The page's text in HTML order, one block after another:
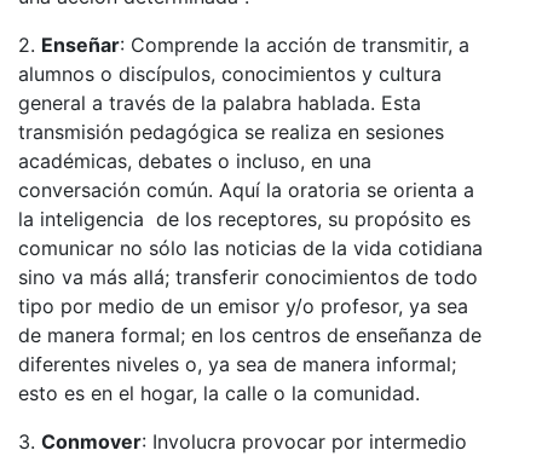
2. Enseñar: Comprende la acción de transmitir, a
alumnos o discípulos, conocimientos y cultura
general a través de la palabra hablada. Esta
transmisión pedagógica se realiza en sesiones
académicas, debates o incluso, en una
conversación común. Aquí la oratoria se orienta a
la inteligencia de los receptores, su propósito es
comunicar no sólo las noticias de la vida cotidiana
sino va más allá; transferir conocimientos de todo
tipo por medio de un emisor y/o profesor, ya sea
de manera formal; en los centros de enseñanza de
diferentes niveles o, ya sea de manera informal;
esto es en el hogar, la calle o la comunidad.
3. Conmover: Involucra provocar por intermedio